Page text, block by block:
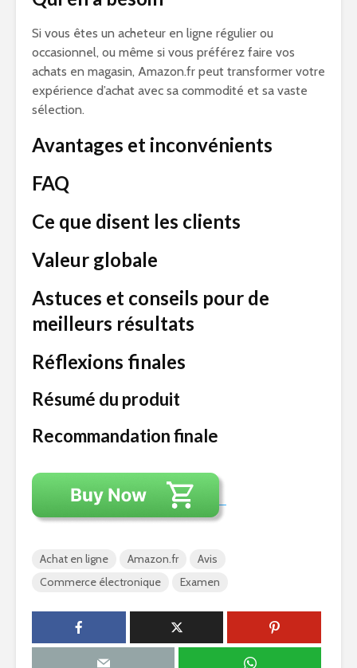
Si vous êtes un acheteur en ligne régulier ou
occasionnel, ou même si vous préférez faire vos
achats en magasin, Amazon.fr peut transformer votre
expérience d’achat avec sa commodité et sa vaste
sélection.
Avantages et inconvénients
FAQ
Ce que disent les clients
Valeur globale
Astuces et conseils pour de
meilleurs résultats
Réflexions finales
Résumé du produit
Recommandation finale
Achat en ligne Amazon.fr
Avis
Commerce électronique
Examen